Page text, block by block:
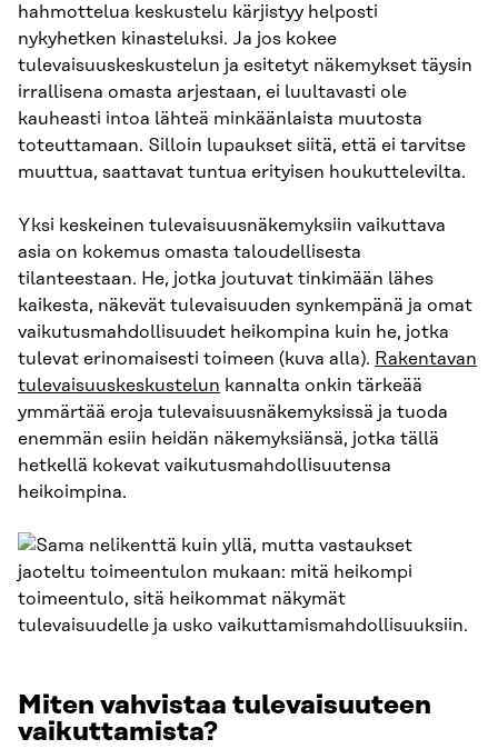
hahmottelua keskustelu kärjistyy helposti
nykyhetken kinasteluksi. Ja jos kokee
tulevaisuuskeskustelun ja esitetyt näkemykset täysin
irrallisena omasta arjestaan, ei luultavasti ole
kauheasti intoa lähteä minkäänlaista muutosta
toteuttamaan. Silloin lupaukset siitä, että ei tarvitse
muuttua, saattavat tuntua erityisen houkuttelevilta.
Yksi keskeinen tulevaisuusnäkemyksiin vaikuttava
asia on kokemus omasta taloudellisesta
tilanteestaan. He, jotka joutuvat tinkimään lähes
kaikesta, näkevät tulevaisuuden synkempänä ja omat
vaikutusmahdollisuudet heikompina kuin he, jotka
tulevat erinomaisesti toimeen (kuva alla). Rakentavan
tulevaisuuskeskustelun kannalta onkin tärkeää
ymmärtää eroja tulevaisuusnäkemyksissä ja tuoda
enemmän esiin heidän näkemyksiänsä, jotka tällä
hetkellä kokevat vaikutusmahdollisuutensa
heikoimpina.
Miten vahvistaa tulevaisuuteen
vaikuttamista?